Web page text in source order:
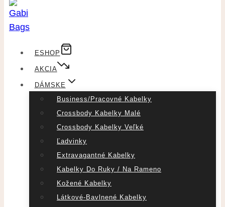
ESHOP
AKCIA
DÁMSKE
Business/pracovné Kabelky
Crossbody Kabelky Malé
Crossbody Kabelky Veľké
Ľadvinky
Extravagantné Kabelky
Kabelky Do Ruky / Na Rameno
Kožené Kabelky
Látkové-Bavlnené Kabelky